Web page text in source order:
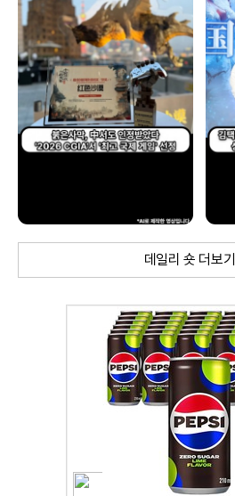
데일리 숏 더보기